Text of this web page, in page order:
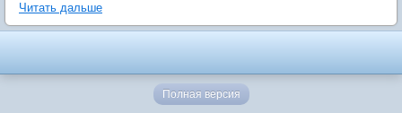
Читать дальше
Полная версия